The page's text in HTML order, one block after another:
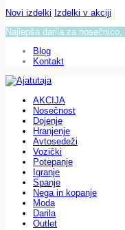
Novi izdelki Izdelki v akciji
Najlepša darila za
Blog
Kontakt
AKCIJA
Nosečnost
Dojenje
Hranjenje
Avtosedeži
Vozički
Potepanje
Igranje
Spanje
Nega in kopanje
Moda
Darila
Outlet